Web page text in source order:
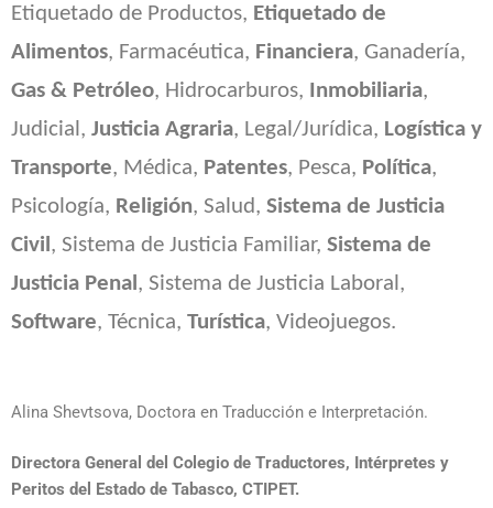
Etiquetado de Productos, Etiquetado de
Alimentos, Farmacéutica, Financiera, Ganadería,
Gas & Petróleo, Hidrocarburos, Inmobiliaria,
Judicial, Justicia Agraria, Legal/Jurídica, Logística y
Transporte, Médica, Patentes, Pesca, Política,
Psicología, Religión, Salud, Sistema de Justicia
Civil , Sistema de Justicia Familiar, Sistema de
Justicia Penal , Sistema de Justicia Laboral,
Software, Técnica, Turística, Videojuegos.
Alina Shevtsova, Doctora en Traducción e Interpretación.
Directora General del Colegio de Traductores, Intérpretes y
Peritos del Estado de Tabasco, CTIPET.